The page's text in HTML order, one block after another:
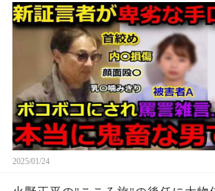
バすぎる...女子アナやレコード会社
を出しまくる中居と中嶋Pの悪行の
2025/01/24